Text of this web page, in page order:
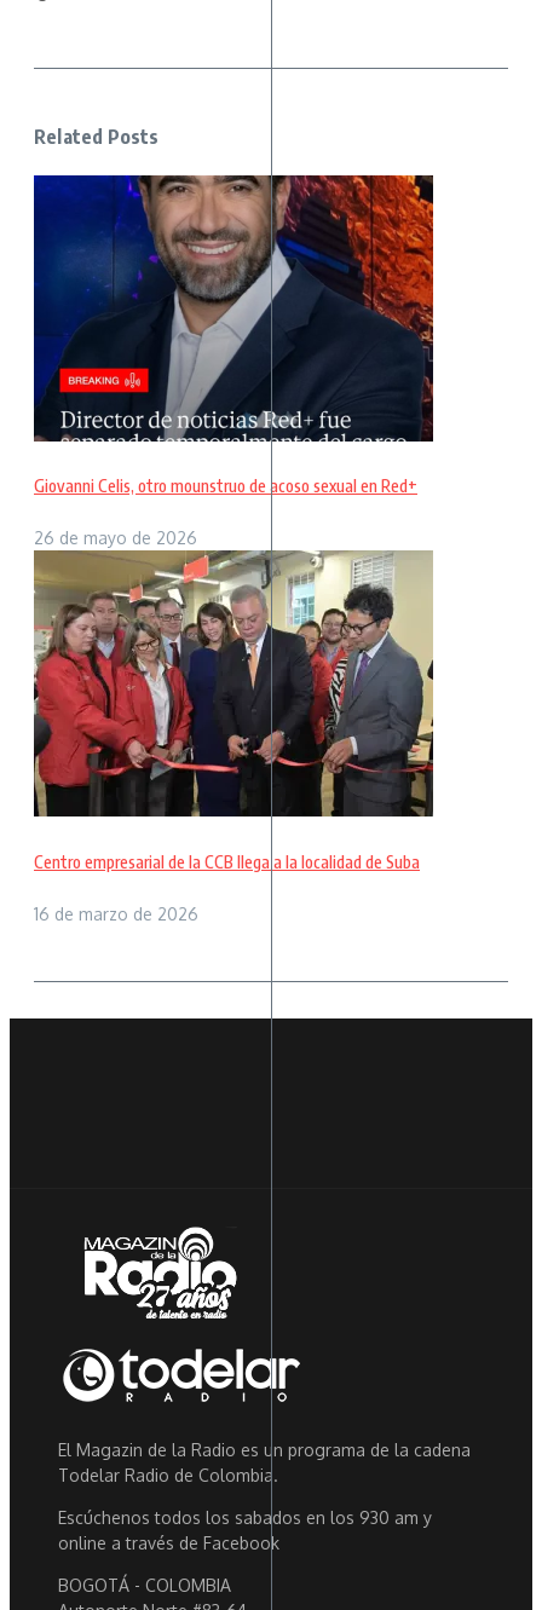
Related Posts
Giovanni Celis, otro mounstruo de acoso sexual en Red+
26 de mayo de 2026
Centro empresarial de la CCB llega a la localidad de Suba
16 de marzo de 2026
El Magazin de la Radio es un programa de la cadena
Todelar Radio de Colombia.
Escúchenos todos los sabados en los 930 am y
online a través de Facebook
BOGOTÁ - COLOMBIA